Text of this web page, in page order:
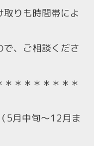
りも時間帯によ
、ご相談くださ
＊＊＊＊＊＊＊
5月中旬～12月ま